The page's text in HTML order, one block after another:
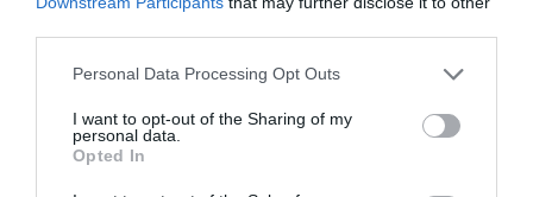
Personal Data Processing Opt Outs
I want to opt-out of the Sharing of my
personal data.
Opted In